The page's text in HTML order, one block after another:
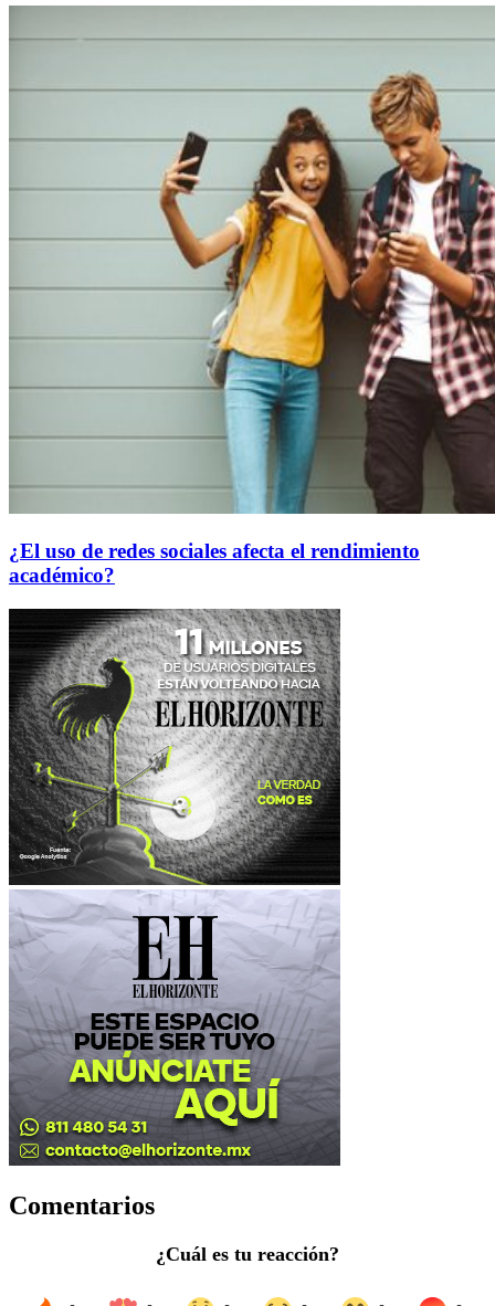
¿El uso de redes sociales afecta el rendimiento
académico?
Comentarios